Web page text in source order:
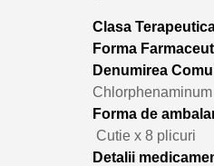
Clasa
Forma
Denumirea
Chlorphenaminum
Forma de
Cutie x 8 plicuri
Detalii